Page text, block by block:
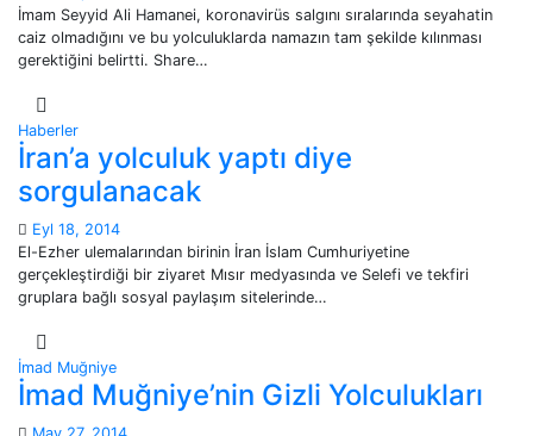
İmam Seyyid Ali Hamanei, koronavirüs salgını sıralarında seyahatin
caiz olmadığını ve bu yolculuklarda namazın tam şekilde kılınması
gerektiğini belirtti. Share…
Haberler
İran’a yolculuk yaptı diye
sorgulanacak
Eyl 18, 2014
El-Ezher ulemalarından birinin İran İslam Cumhuriyetine
gerçekleştirdiği bir ziyaret Mısır medyasında ve Selefi ve tekfiri
gruplara bağlı sosyal paylaşım sitelerinde…
İmad Muğniye
İmad Muğniye’nin Gizli Yolculukları